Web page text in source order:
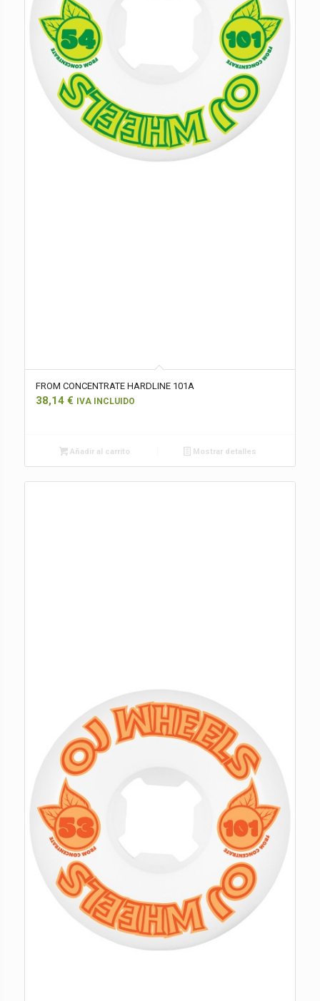
FROM CONCENTRATE HARDLINE 101A
38,14 € IVA INCLUIDO
Añadir al carrito Mostrar detalles